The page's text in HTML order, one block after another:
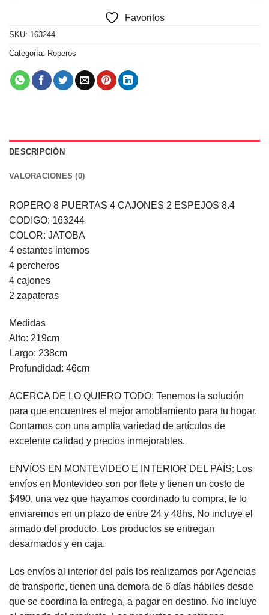
Favoritos
SKU: 163244
Categoría: Roperos
DESCRIPCIÓN
VALORACIONES (0)
ROPERO 8 PUERTAS 4 CAJONES 2 ESPEJOS 8.4
CODIGO: 163244
COLOR: JATOBA
4 estantes internos
4 percheros
4 cajones
2 zapateras
Medidas
Alto: 219cm
Largo: 238cm
Profundidad: 46cm
ACERCA DE LO QUIERO TODO: Tenemos la solución
para que encuentres el mejor amoblamiento para tu hogar.
Contamos con una amplia variedad de artículos de
excelente calidad y precios inmejorables.
ENVÍOS EN MONTEVIDEO E INTERIOR DEL PAÍS: Los
envíos en Montevideo son por flete y tienen un costo de
$490, una vez que hayamos coordinado tu compra, te lo
enviaremos en un plazo de entre 24 y 48hs, No incluye el
armado del producto. Los productos se entregan
desarmados y en caja.
Los envíos al interior del país los realizamos por Agencias
de transporte, tienen una demora de 6 días hábiles desde
que se coordina la entrega, a pagar en destino. No incluye